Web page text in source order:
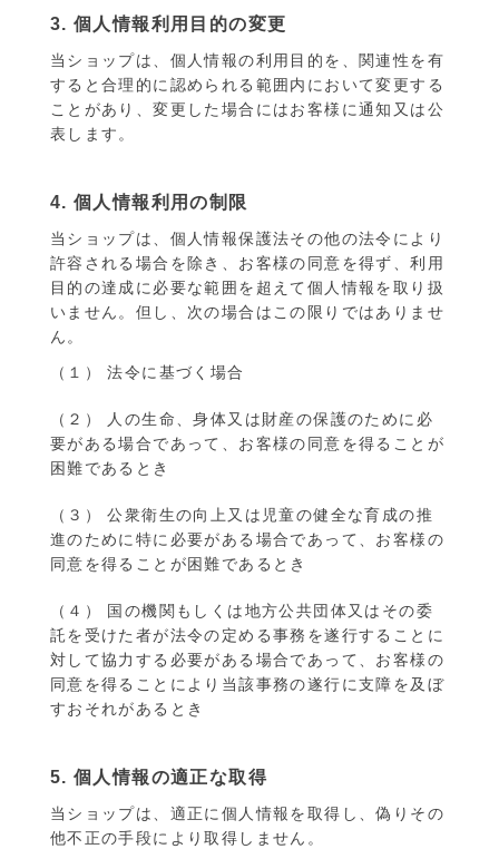
3. 個人情報利用目的の変更
当ショップは、個人情報の利用目的を、関連性を有
すると合理的に認められる範囲内において変更する
ことがあり、変更した場合にはお客様に通知又は公
表します。
4. 個人情報利用の制限
当ショップは、個人情報保護法その他の法令により
許容される場合を除き、お客様の同意を得ず、利用
目的の達成に必要な範囲を超えて個人情報を取り扱
いません。但し、次の場合はこの限りではありませ
ん。
（１） 法令に基づく場合
（２） 人の生命、身体又は財産の保護のために必
要がある場合であって、お客様の同意を得ることが
困難であるとき
（３） 公衆衛生の向上又は児童の健全な育成の推
進のために特に必要がある場合であって、お客様の
同意を得ることが困難であるとき
（４） 国の機関もしくは地方公共団体又はその委
託を受けた者が法令の定める事務を遂行することに
対して協力する必要がある場合であって、お客様の
同意を得ることにより当該事務の遂行に支障を及ぼ
すおそれがあるとき
5. 個人情報の適正な取得
当ショップは、適正に個人情報を取得し、偽りその
他不正の手段により取得しません。